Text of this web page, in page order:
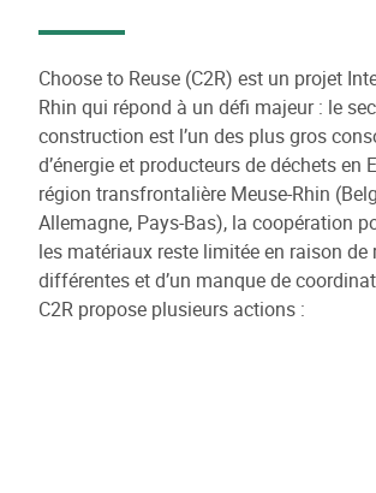
Choose to Reuse (C2R) est un projet
Rhin qui répond à un défi majeur : le
construction est l’un des plus gros
d’énergie et producteurs de déchets en
région transfrontalière Meuse-Rhin
Allemagne, Pays-Bas), la coopération
les matériaux reste limitée en raison de
différentes et d’un manque de
C2R propose plusieurs actions :